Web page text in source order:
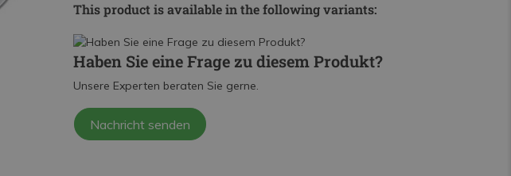
This product is available in the following variants:
Haben Sie eine Frage zu diesem Produkt?
Unsere Experten beraten Sie gerne.
Nachricht senden